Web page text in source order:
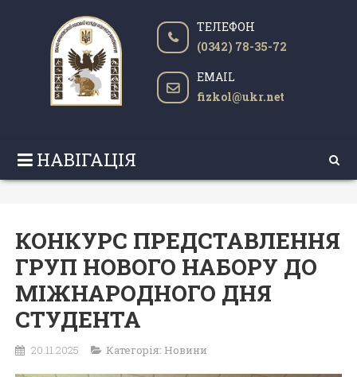
ТЕЛЕФОН
(0342) 78-35-72
EMAIL
fizkol@ukr.net
НАВІГАЦІЯ
КОНКУРС ПРЕДСТАВЛЕННЯ
ГРУП НОВОГО НАБОРУ ДО
МІЖНАРОДНОГО ДНЯ
СТУДЕНТА
20.11.2025 Категорія: Новини